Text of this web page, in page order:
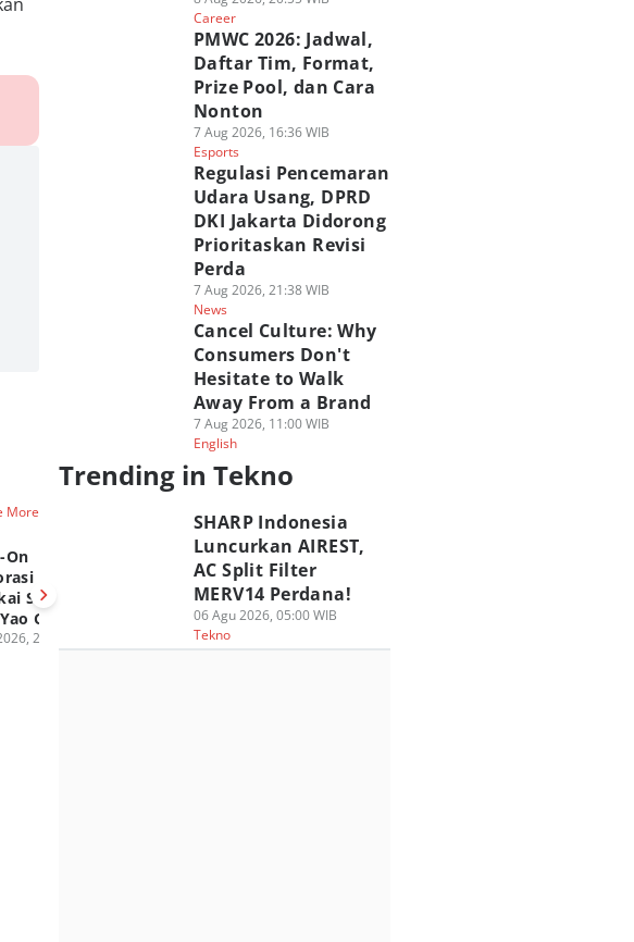
More
On
UGREEN
Star Rail,
Guang!
20:16 WIB
ASUS ROG Hadirkan
Pengalaman Gaming
Epik di HoYo FEST
2026 Indonesia
30 Jul 2026, 17:30 WIB
ASUS ROG Gandeng
Spider-Man Brand
New Day, Intip
Kolaborasinya!
Career
PMWC 2026: Jadwal,
Daftar Tim, Format,
Prize Pool, dan Cara
Nonton
7 Aug 2026, 16:36 WIB
Esports
Regulasi Pencemaran
Udara Usang, DPRD
DKI Jakarta Didorong
Prioritaskan Revisi
Perda
7 Aug 2026, 21:38 WIB
News
Cancel Culture: Why
Consumers Don't
Hesitate to Walk
Away From a Brand
7 Aug 2026, 11:00 WIB
English
Trending in Tekno
SHARP Indonesia
Luncurkan AIREST,
AC Split Filter
MERV14 Perdana!
06 Agu 2026, 05:00 WIB
Tekno